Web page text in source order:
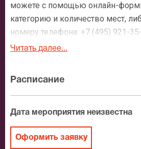
можете с помощью онлайн-
категорию и количество мест,
номеру телефона: +7 (495) 921-
оформления заявки с Вами
зале, о том как заказать билет и
доставки.
После бронирования билетов,
Читать далее...
Расписание
Дата мероприятия неизвестна
Оформить заявку